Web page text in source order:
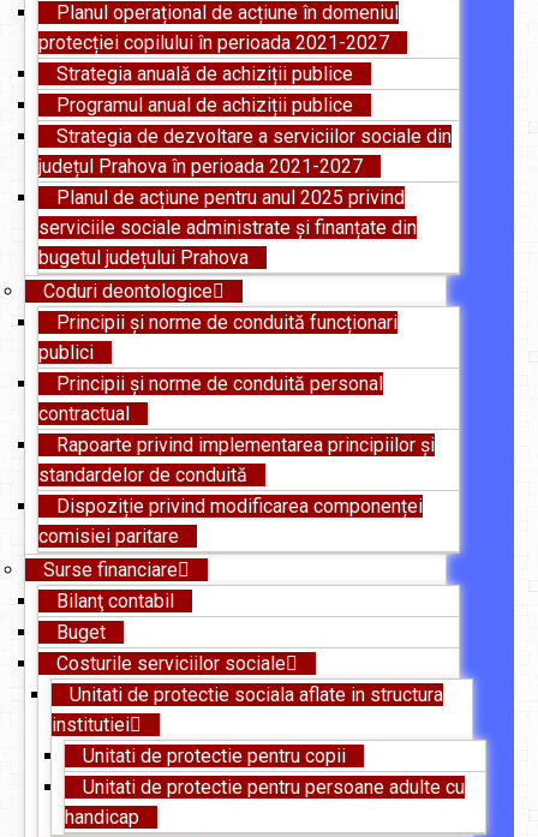
Planul operațional de acțiune în domeniul
protecției copilului în perioada 2021-2027
Strategia anuală de achiziții publice
Programul anual de achiziții publice
Strategia de dezvoltare a serviciilor sociale din
județul Prahova în perioada 2021-2027
Planul de acțiune pentru anul 2025 privind
serviciile sociale administrate și finanțate din
bugetul județului Prahova
Coduri deontologice
Principii și norme de conduită funcționari
publici
Principii și norme de conduită personal
contractual
Rapoarte privind implementarea principiilor și
standardelor de conduită
Dispoziție privind modificarea componenței
comisiei paritare
Surse financiare
Bilanţ contabil
Buget
Costurile serviciilor sociale
Unitati de protectie sociala aflate in structura
institutiei
Unitati de protectie pentru copii
Unitati de protectie pentru persoane adulte cu
handicap